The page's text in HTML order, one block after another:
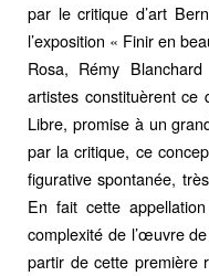
par le critique d’art
l’exposition « Finir en
Rosa, Rémy
artistes constituèrent ce
Libre, promise à un
par la critique, ce
figurative spontanée,
En fait cette
complexité de l’œuvre
partir de cette première